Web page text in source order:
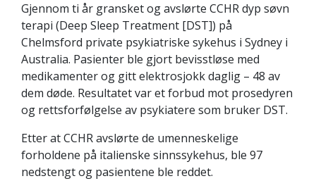
Gjennom ti år gransket og avslørte CCHR dyp søvn
terapi (Deep Sleep Treatment [DST]) på
Chelmsford private psykiatriske sykehus i Sydney i
Australia. Pasienter ble gjort bevisstløse med
medikamenter og gitt elektrosjokk daglig – 48 av
dem døde. Resultatet var et forbud mot prosedyren
og rettsforfølgelse av psykiatere som bruker DST.
Etter at CCHR avslørte de umenneskelige
forholdene på italienske sinnssykehus, ble 97
nedstengt og pasientene ble reddet.